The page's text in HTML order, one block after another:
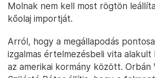
Molnak nem kell most rögtön
kőolaj importját.
Arról, hogy a megállapodás
izgalmas értelmezésbeli vita alakult
az amerikai kormány között. Orbán